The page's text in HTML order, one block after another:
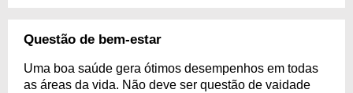
Questão de bem-estar
Uma boa saúde gera ótimos desempenhos em todas
as áreas da vida. Não deve ser questão de vaidade